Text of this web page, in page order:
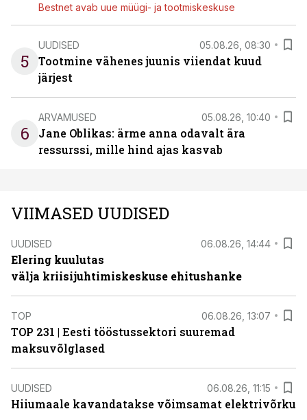
Bestnet avab uue müügi- ja tootmiskeskuse
5
UUDISED 05.08.26, 08:30
Tootmine vähenes juunis viiendat kuud
järjest
6
ARVAMUSED 05.08.26, 10:40
Jane Oblikas: ärme anna odavalt ära
ressurssi, mille hind ajas kasvab
VIIMASED UUDISED
UUDISED 06.08.26, 14:44
Elering kuulutas
välja kriisijuhtimiskeskuse ehitushanke
TOP 06.08.26, 13:07
TOP 231 | Eesti tööstussektori suuremad
maksuvõlglased
UUDISED 06.08.26, 11:15
Hiiumaale kavandatakse võimsamat elektrivõrku